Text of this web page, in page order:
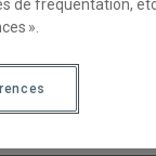
de fréquentation,
».